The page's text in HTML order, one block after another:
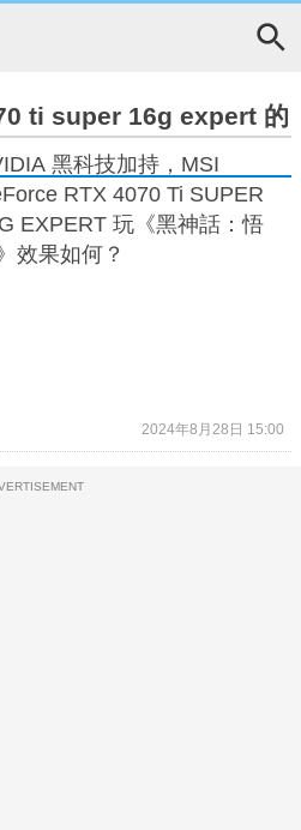
ti super 16g expert 的
黑科技加持，MSI
RTX 4070 Ti SUPER
EXPERT 玩《黑神話：悟
效果如何？
2024年8月28日 15:00